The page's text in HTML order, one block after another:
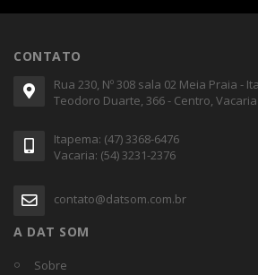
CONTATO
Rua 230, Nº 308 sala 02 Meia Praia -
Teodoro Duarte, 366 - Centro, Vacaria
Itapema: (47) 3368-6476
Vacaria: (54) 3231-2376
contato@datsom.com.br
A DAT SOM
Sobre